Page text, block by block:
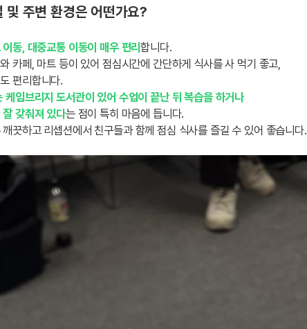
및 주변 환경은 어떤가요?
동, 대중교통 이동이 매우 편리합니다.
카페, 마트 등이 있어 점심시간에 간단하게 식사를 사 먹기 좋고,
편리합니다.
케임브리지 도서관이 있어 수업이 끝난 뒤 복습을 하거나
갖춰져 있다는 점이 특히 마음에 듭니다.
끗하고 리셉션에서 친구들과 함께 점심 식사를 즐길 수 있어 좋습니다.